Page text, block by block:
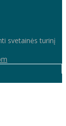
svetainės turinį